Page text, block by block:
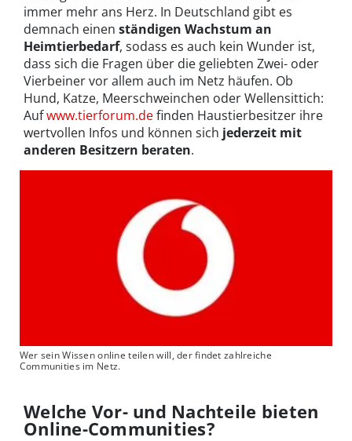
immer mehr ans Herz. In Deutschland gibt es
demnach einen ständigen Wachstum an
Heimtierbedarf, sodass es auch kein Wunder ist,
dass sich die Fragen über die geliebten Zwei- oder
Vierbeiner vor allem auch im Netz häufen. Ob
Hund, Katze, Meerschweinchen oder Wellensittich:
Aufwww.tierforum.definden Haustierbesitzer ihre
wertvollen Infos und können sich jederzeit mit
anderen Besitzern beraten.
Wer sein Wissen online teilen will, der findet zahlreiche
Communities im Netz.
Welche Vor- und Nachteile bieten
Online-Communities?